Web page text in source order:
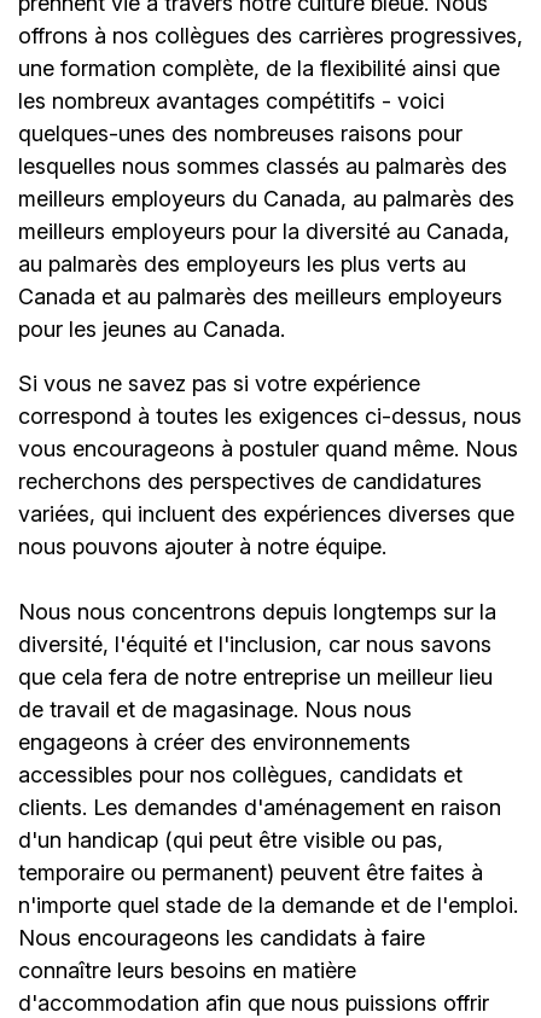
offrons à nos collègues des carrières progressives,
une formation complète, de la flexibilité ainsi que
les nombreux avantages compétitifs - voici
quelques-unes des nombreuses raisons pour
lesquelles nous sommes classés au palmarès des
meilleurs employeurs du Canada, au palmarès des
meilleurs employeurs pour la diversité au Canada,
au palmarès des employeurs les plus verts au
Canada et au palmarès des meilleurs employeurs
pour les jeunes au Canada.
Si vous ne savez pas si votre expérience
correspond à toutes les exigences ci-dessus, nous
vous encourageons à postuler quand même. Nous
recherchons des perspectives de candidatures
variées, qui incluent des expériences diverses que
nous pouvons ajouter à notre équipe.
Nous nous concentrons depuis longtemps sur la
diversité, l'équité et l'inclusion, car nous savons
que cela fera de notre entreprise un meilleur lieu
de travail et de magasinage. Nous nous
engageons à créer des environnements
accessibles pour nos collègues, candidats et
clients. Les demandes d'aménagement en raison
d'un handicap (qui peut être visible ou pas,
temporaire ou permanent) peuvent être faites à
n'importe quel stade de la demande et de l'emploi.
Nous encourageons les candidats à faire
connaître leurs besoins en matière
d'accommodation afin que nous puissions offrir